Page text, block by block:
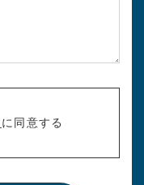
に同意する